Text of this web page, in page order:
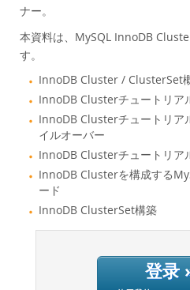
性能
基准测试
迁移
节省总拥有成本
新闻和活动
ナー。
本資料は、MySQL InnoDB
す。
InnoDB Cluster / ClusterSet
InnoDB Clusterチュートリア
InnoDB Clusterチュートリア
イルオーバー
InnoDB Clusterチュートリア
InnoDB Clusterを構成する
ード
InnoDB ClusterSet構築
登录